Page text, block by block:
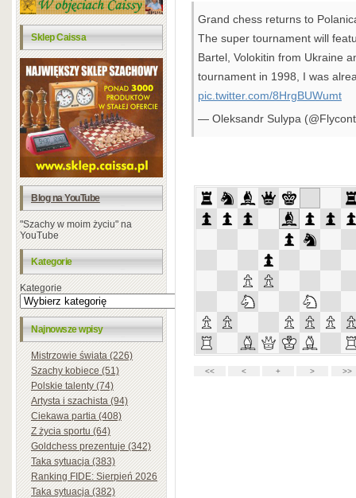
Sklep Caissa
Blog na YouTube
"Szachy w moim życiu" na
YouTube
Kategorie
Kategorie
Najnowsze wpisy
Mistrzowie świata (226)
Szachy kobiece (51)
Polskie talenty (74)
Artysta i szachista (94)
Ciekawa partia (408)
Z życia sportu (64)
Goldchess prezentuje (342)
Taka sytuacja (383)
Ranking FIDE: Sierpień 2026
Taka sytuacja (382)
Grand chess returns to
The super tournament will
Bartel, Volokitin from Ukraine
tournament in 1998, I was
pic.twitter.com/8HrgBUWumt
— Oleksandr Sulypa